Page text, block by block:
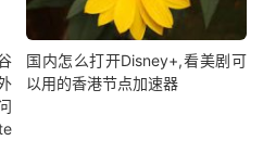
国内怎么打开Disney+,看美剧可
以用的香港节点加速器